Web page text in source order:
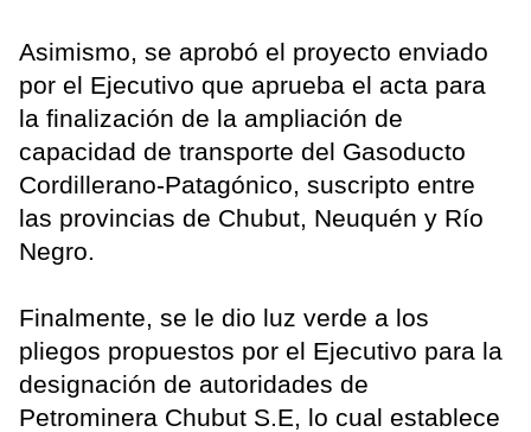
Asimismo, se aprobó el proyecto enviado
por el Ejecutivo que aprueba el acta para
la finalización de la ampliación de
capacidad de transporte del Gasoducto
Cordillerano-Patagónico, suscripto entre
las provincias de Chubut, Neuquén y Río
Negro.
Finalmente, se le dio luz verde a los
pliegos propuestos por el Ejecutivo para la
designación de autoridades de
Petrominera Chubut S.E, lo cual establece